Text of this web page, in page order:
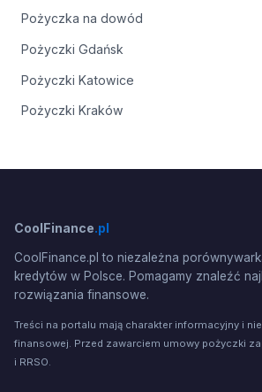
Pożyczka na dowód
Pożyczki Gdańsk
Pożyczki Katowice
Pożyczki Kraków
CoolFinance.pl
CoolFinance.pl to niezależna
kredytów w Polsce. Pomagamy znaleźć
rozwiązania finansowe.
Treści na portalu mają charakter informacyjny i
finansowej. Przed zawarciem umowy pożyczki
i RRSO.